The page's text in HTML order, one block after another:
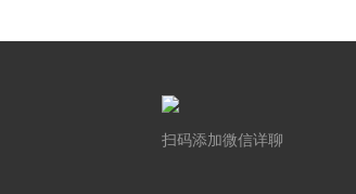
扫码添加微信详聊